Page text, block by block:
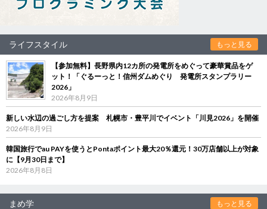
ライフスタイル もっと見る
【参加無料】長野県内12カ所の発電所をめぐって豪華賞品をゲ
ット！「ぐるーっと！信州ダムめぐり 発電所スタンプラリー
2026」
2026年8月9日
新しい水辺の過ごし方を提案 札幌市・豊平川でイベント「川見2026」を開催
2026年8月9日
韓国旅行でau PAYを使うとPontaポイント最大20％還元！30万店舗以上が対象
に【9月30日まで】
2026年8月8日
まめ学 もっと見る